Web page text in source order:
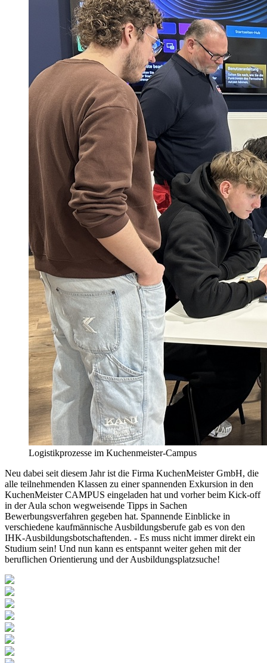
Logistikprozesse im Kuchenmeister-Campus
Neu dabei seit diesem Jahr ist die Firma KuchenMeister GmbH, die
alle teilnehmenden Klassen zu einer spannenden Exkursion in den
KuchenMeister CAMPUS eingeladen hat und vorher beim Kick-off
in der Aula schon wegweisende Tipps in Sachen
Bewerbungsverfahren gegeben hat. Spannende Einblicke in
verschiedene kaufmännische Ausbildungsberufe gab es von den
IHK-Ausbildungsbotschaftenden. - Es muss nicht immer direkt ein
Studium sein! Und nun kann es entspannt weiter gehen mit der
beruflichen Orientierung und der Ausbildungsplatzsuche!